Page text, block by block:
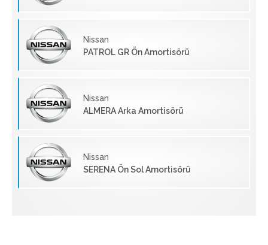
Nissan
PATROL GR Ön Amortisörü
Nissan
ALMERA Arka Amortisörü
Nissan
SERENA Ön Sol Amortisörü